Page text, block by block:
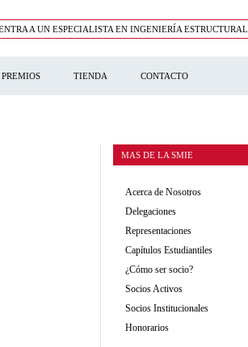
A UN ESPECIALISTA EN INGENIERÍA ESTRUCTURAL
PREMIOS TIENDA CONTACTO
MAS DE LA SMIE
Acerca de Nosotros
Delegaciones
Representaciones
Capítulos Estudiantiles
¿Cómo ser socio?
Socios Activos
Socios Institucionales
Honorarios